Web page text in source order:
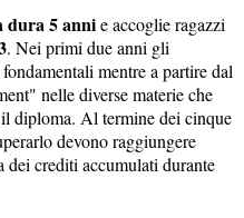
dura 5 annie accoglie ragazzi
. Nei primi due anni gli
mentre a partire dal
nelle diverse materie che
diploma. Al termine dei cinque
devono raggiungere
dei crediti accumulati durante